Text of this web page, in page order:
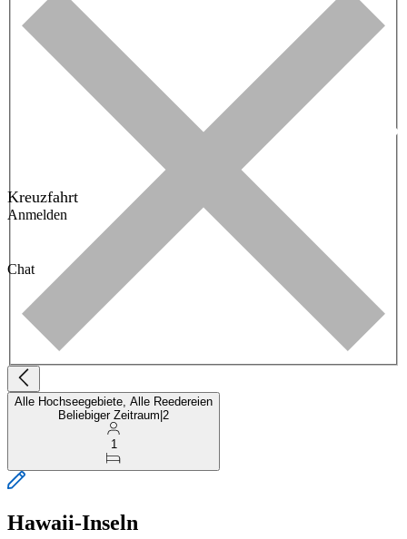
Kreuzfahrt
Anmelden
Chat
Alle Hochseegebiete, Alle Reedereien
Beliebiger Zeitraum 2
1
Hawaii-Inseln